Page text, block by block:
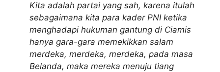
Kita adalah partai yang sah, karena itulah
sebagaimana kita para kader PNI ketika
menghadapi hukuman gantung di Ciamis
hanya gara-gara memekikkan salam
merdeka, merdeka, merdeka, pada masa
Belanda, maka mereka menuju tiang